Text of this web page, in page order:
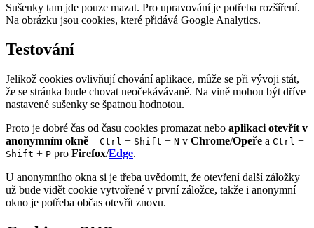
Sušenky tam jde pouze mazat. Pro upravování je potřeba rozšíření.
Na obrázku jsou cookies, které přidává Google Analytics.
Testování
Jelikož cookies ovlivňují chování aplikace, může se při vývoji stát,
že se stránka bude chovat neočekávávaně. Na vině mohou být dříve
nastavené sušenky se špatnou hodnotou.
Proto je dobré čas od času cookies promazat nebo aplikaci otevřít v
anonymním okně – Ctrl + Shift + N v Chrome/Opeře a Ctrl +
Shift + P pro Firefox/Edge.
U anonymního okna si je třeba uvědomit, že otevření další záložky
už bude vidět cookie vytvořené v první záložce, takže i anonymní
okno je potřeba občas otevřít znovu.